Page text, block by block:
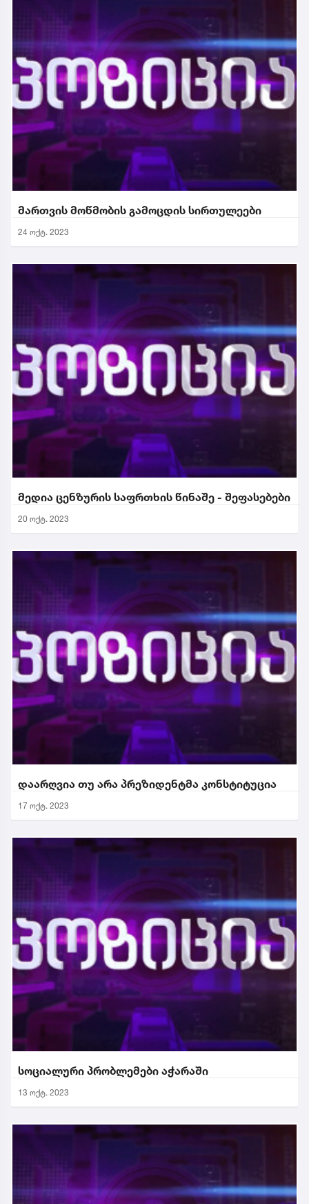
მართვის მოწმობის გამოცდის სირთულეები
24 ოქტ. 2023
მედია ცენზურის საფრთხის წინაშე - შეფასებები
20 ოქტ. 2023
დაარღვია თუ არა პრეზიდენტმა კონსტიტუცია
17 ოქტ. 2023
სოციალური პრობლემები აჭარაში
13 ოქტ. 2023